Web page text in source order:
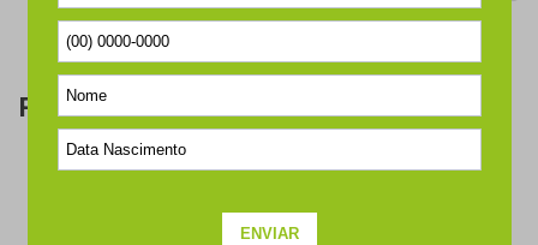
Perguntas & respostas
Este produto ainda não tem perguntas
SEJA O PRIMEIRO A PERGUNTAR